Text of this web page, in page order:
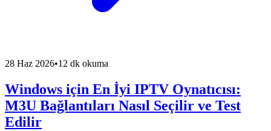
28 Haz 2026•12 dk okuma
Windows için En İyi IPTV Oynatıcısı:
M3U Bağlantıları Nasıl Seçilir ve Test
Edilir